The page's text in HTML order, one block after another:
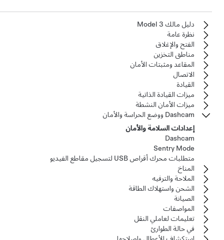
دليل مالك Model 3
نظرة عامة
الفتح والإغلاق
مناطق التخزين
المقاعد ومثبتات الأمان
الاتصال
القيادة
ميزات القيادة الذاتية
ميزات الأمان النشطة
Dashcam ووضع الحراسة والأمان
إعدادات السلامة والأمان
Dashcam
Sentry Mode
متطلبات محرك أقراص USB لتسجيل مقاطع الفيديو
المناخ
الملاحة والترفيه
الشحن واستهلاك الطاقة
الصيانة
المواصفات
تعليمات لعاملي النقل
في حالة الطوارئ